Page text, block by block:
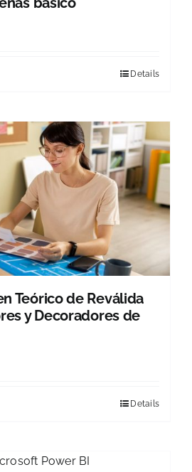
Details
Teórico de Reválida
y Decoradores de
Details